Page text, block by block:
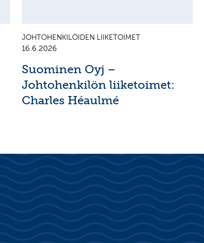
JOHTOHENKILÖIDEN LIIKETOIMET
16.6.2026
Suominen Oyj –
Johtohenkilön liiketoimet:
Charles Héaulmé